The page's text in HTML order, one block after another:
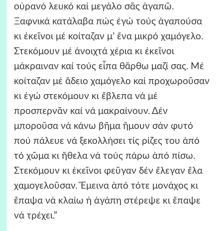
οὐρανό λευκό καί μεγάλο σᾶς ἀγαπῶ.
Ξαφνικά κατάλαβα πώς ἐγώ τούς ἀγαπούσα
κι ἐκεῖνοι μέ κοίταζαν μ’ ἕνα μικρό χαμόγελο.
Στεκόμουν μέ ἀνοιχτά χέρια κι ἐκεῖνοι
μάκραιναν καί τούς εἶπα θἄρθω μαζί σας. Μέ
κοίταζαν μέ ἄδειο χαμόγελο καί προχωροῦσαν
κι ἐγώ στεκόμουν κι ἔβλεπα νά μέ
προσπερνᾶν καί νά μακραίνουν. Δέν
μποροῦσα νά κάνω βῆμα ἤμουν σάν φυτό
πού πάλευε νά ξεκολλήσει τίς ρίζες του ἀπό
τό χῶμα κι ἤθελα νά τούς πάρω ἀπό πίσω.
Στεκόμουν κι ἐκεῖνοι φεῦγαν δέν ἔλεγαν ἔλα
χαμογελοῦσαν. Ἔμεινα ἀπό τότε μονάχος κι
ἔπαψα νά κλαίω ἡ ἀγάπη στέρεψε κι ἔπαψε
νά τρέχει.”